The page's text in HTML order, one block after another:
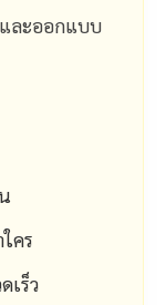
ละออกแบบ
คร
เร็ว